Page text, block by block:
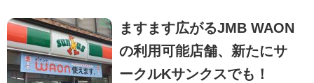
ますます広がるJMB WAON
の利用可能店舗、新たにサ
ークルKサンクスでも！